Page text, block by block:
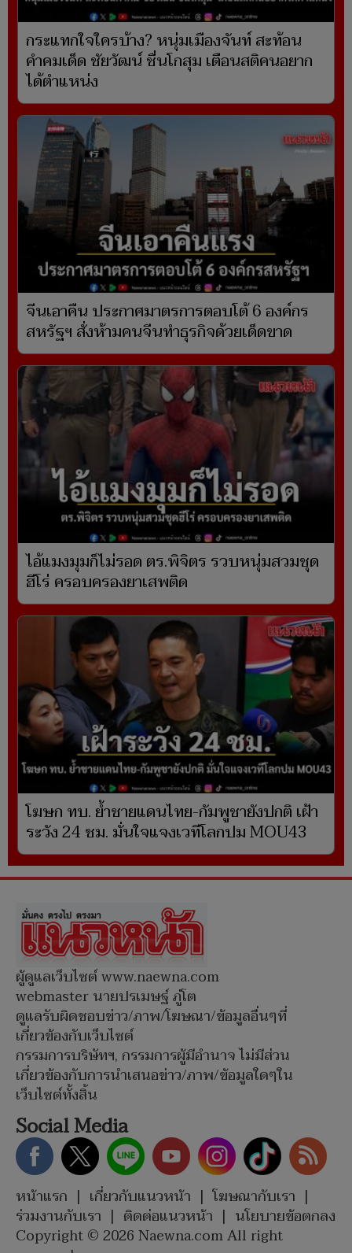
กระแทกใจใครบ้าง? หนุ่มเมืองจันท์ สะท้อน
คำคมเด็ด ชัยวัฒน์ ชื่นโกสุม เตือนสติคนอยาก
ได้ตำแหน่ง
จีนเอาคืน ประกาศมาตรการตอบโต้ 6 องค์กร
สหรัฐฯ สั่งห้ามคนจีนทำธุรกิจด้วยเด็ดขาด
ไอ้แมงมุมก็ไม่รอด ตร.พิจิตร รวบหนุ่มสวมชุด
ฮีโร่ ครอบครองยาเสพติด
โฆษก ทบ. ย้ำชายแดนไทย-กัมพูชายังปกติ เฝ้า
ระวัง 24 ชม. มั่นใจแจงเวทีโลกปม MOU43
ผู้ดูแลเว็บไซต์ www.naewna.com
webmaster นายปรเมษฐ์ ภู่โต
ดูแลรับผิดชอบข่าว/ภาพ/โฆษณา/ข้อมูลอื่นๆที่
เกี่ยวข้องกับเว็บไซต์
กรรมการบริษัทฯ, กรรมการผู้มีอำนาจ ไม่มีส่วน
เกี่ยวข้องกับการนำเสนอข่าว/ภาพ/ข้อมูลใดๆใน
เว็บไซต์ทั้งสิ้น
Social Media
หน้าแรก | เกี่ยวกับแนวหน้า | โฆษณากับเรา |
ร่วมงานกับเรา | ติดต่อแนวหน้า | นโยบายข้อตกลง
Copyright © 2026 Naewna.com All right